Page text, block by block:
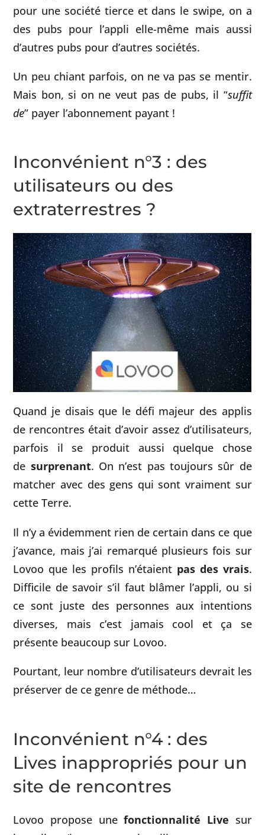
pour une société tierce et dans le swipe, on a
des pubs pour l’appli elle-même mais aussi
d’autres pubs pour d’autres sociétés.
Un peu chiant parfois, on ne va pas se mentir.
Mais bon, si on ne veut pas de pubs, il “suffit
de” payer l’abonnement payant !
Inconvénient n°3 : des
utilisateurs ou des
extraterrestres ?
Quand je disais que le défi majeur des applis
de rencontres était d’avoir assez d’utilisateurs,
parfois il se produit aussi quelque chose
de surprenant. On n’est pas toujours sûr de
matcher avec des gens qui sont vraiment sur
cette Terre.
Il n’y a évidemment rien de certain dans ce que
j’avance, mais j’ai remarqué plusieurs fois sur
Lovoo que les profils n’étaient pas des vrais.
Difficile de savoir s’il faut blâmer l’appli, ou si
ce sont juste des personnes aux intentions
diverses, mais c’est jamais cool et ça se
présente beaucoup sur Lovoo.
Pourtant, leur nombre d’utilisateurs devrait les
préserver de ce genre de méthode…
Inconvénient n°4 : des
Lives inappropriés pour un
site de rencontres
Lovoo propose unefonctionnalité Live sur